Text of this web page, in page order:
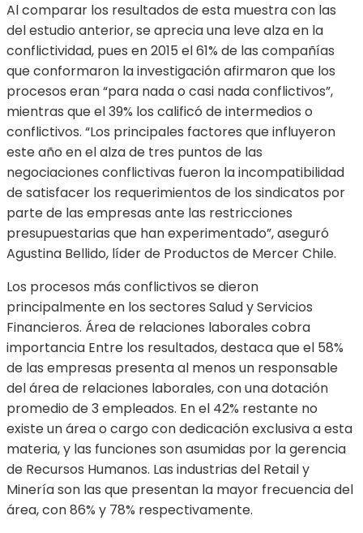
Al comparar los resultados de esta muestra con las
del estudio anterior, se aprecia una leve alza en la
conflictividad, pues en 2015 el 61% de las compañías
que conformaron la investigación afirmaron que los
procesos eran “para nada o casi nada conflictivos”,
mientras que el 39% los calificó de intermedios o
conflictivos. “Los principales factores que influyeron
este año en el alza de tres puntos de las
negociaciones conflictivas fueron la incompatibilidad
de satisfacer los requerimientos de los sindicatos por
parte de las empresas ante las restricciones
presupuestarias que han experimentado”, aseguró
Agustina Bellido, líder de Productos de Mercer Chile.
Los procesos más conflictivos se dieron
principalmente en los sectores Salud y Servicios
Financieros. Área de relaciones laborales cobra
importancia Entre los resultados, destaca que el 58%
de las empresas presenta al menos un responsable
del área de relaciones laborales, con una dotación
promedio de 3 empleados. En el 42% restante no
existe un área o cargo con dedicación exclusiva a esta
materia, y las funciones son asumidas por la gerencia
de Recursos Humanos. Las industrias del Retail y
Minería son las que presentan la mayor frecuencia del
área, con 86% y 78% respectivamente.